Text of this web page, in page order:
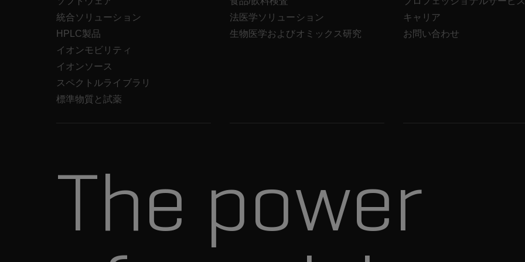
統合ソリューション
HPLC製品
イオンモビリティ
イオンソース
スペクトルライブラリ
標準物質と試薬
法医学ソリューション
生物医学およびオミックス研究
キャリア
お問い合わせ
The power